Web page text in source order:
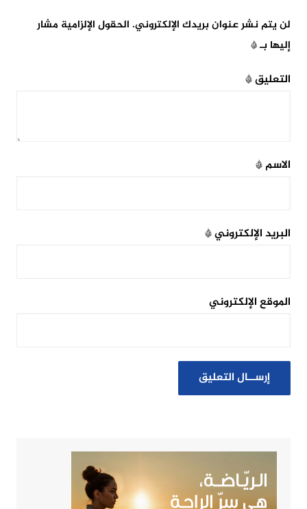
لن يتم نشر عنوان بريدك الإلكتروني. الحقول الإلزامية مشار
إليها بـ*
التعليق*
الاسم*
البريد الإلكتروني*
الموقع الإلكتروني